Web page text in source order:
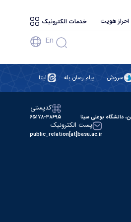
احراز هویت خدمات الکترونیک
En
سروش پیام رسان بله ایتا
دانشگاه بوعلی سینا
کدپستی
۶۵۱۷۸-۳۸۶۹۵
پست الکترونیک
public_relation[at]basu.ac.ir